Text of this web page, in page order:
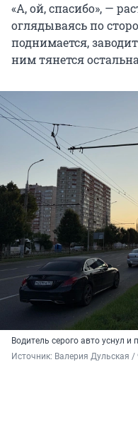
«А, ой, спасибо», —
оглядываясь по
поднимается,
ним тянется
Водитель серого авто уснул и
Источник: Валерия Дульская /